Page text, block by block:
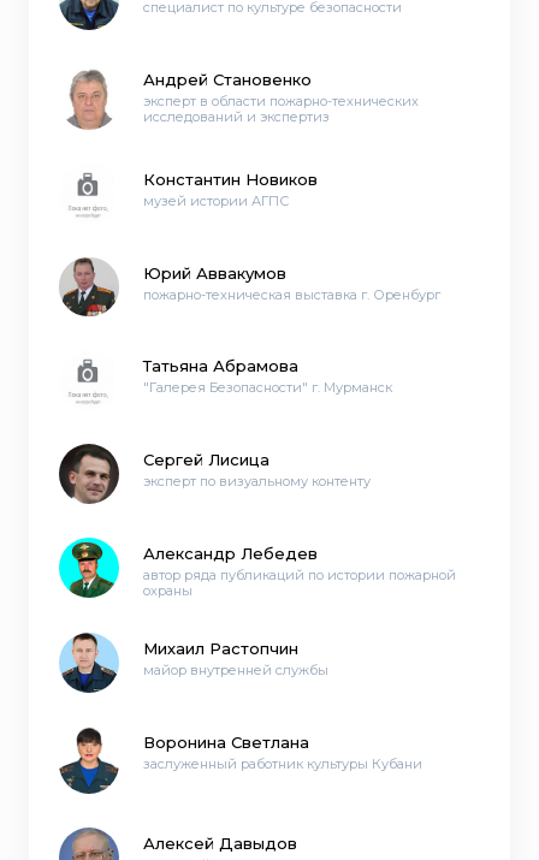
специалист по культуре безопасности
Андрей Становенко
эксперт в области пожарно-технических
исследований и экспертиз
Константин Новиков
музей истории АГПС
Юрий Аввакумов
пожарно-техническая выставка г. Оренбург
Татьяна Абрамова
"Галерея Безопасности" г. Мурманск
Сергей Лисица
эксперт по визуальному контенту
Александр Лебедев
автор ряда публикаций по истории пожарной
охраны
Михаил Растопчин
майор внутренней службы
Воронина Светлана
заслуженный работник культуры Кубани
Алексей Давыдов